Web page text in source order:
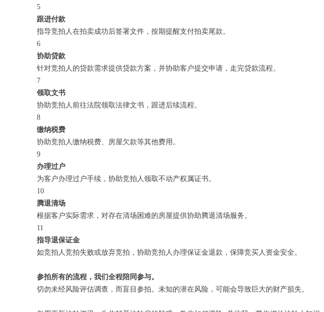
5
跟进付款
指导竞拍人在拍卖成功后签署文件，按期提醒支付拍卖尾款。
6
协助贷款
针对竞拍人的贷款需求提供贷款方案，并协助客户提交申请，走完贷款流程。
7
领取文书
协助竞拍人前往法院领取法律文书，跟进后续流程。
8
缴纳税费
协助竞拍人缴纳税费、房屋欠款等其他费用。
9
办理过户
为客户办理过户手续，协助竞拍人领取不动产权属证书。
10
腾退清场
根据客户实际需求，对存在清场困难的房屋提供协助腾退清场服务。
11
指导退保证金
如竞拍人竞拍失败或放弃竞拍，协助竞拍人办理保证金退款，保障竞买人资金安全。
参拍所有的流程，我们全程陪同参与。
切勿未经风险评估调查，而盲目参拍。未知的潜在风险，可能会导致巨大的财产损失。